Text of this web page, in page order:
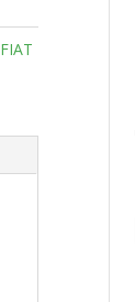
FIAT